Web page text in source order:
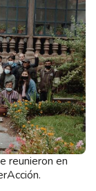
reunieron en